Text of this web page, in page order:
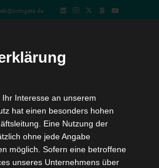
Interesse an unserem
hat einen besonders hohen
Eine Nutzung der
ohne jede Angabe
möglich. Sofern eine betroffene
unseres Unternehmens über